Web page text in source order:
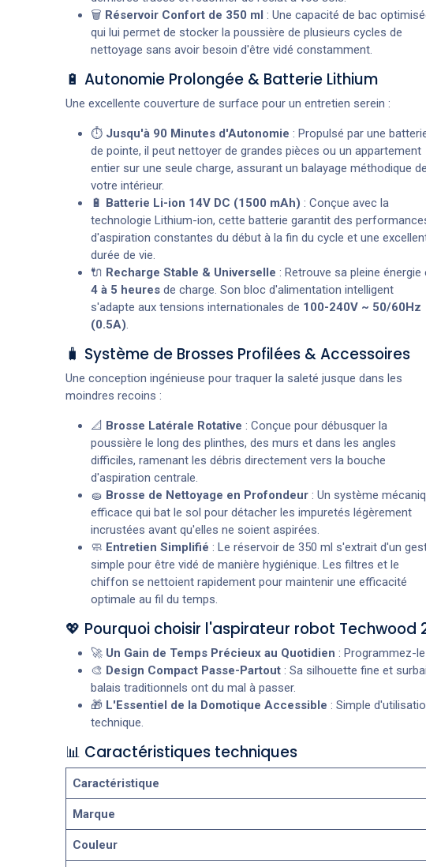
🗑️ Réservoir Confort de 350 ml : Une capacité de bac
qui lui permet de stocker la poussière de plusieurs cycles de
nettoyage sans avoir besoin d'être vidé constamment.
🔋 Autonomie Prolongée & Batterie Lithium
Une excellente couverture de surface pour un entretien serein :
⏱️ Jusqu'à 90 Minutes d'Autonomie : Propulsé par une
de pointe, il peut nettoyer de grandes pièces ou un appartement
entier sur une seule charge, assurant un balayage méthodique de
votre intérieur.
🔋 Batterie Li-ion 14V DC (1500 mAh) : Conçue avec la
technologie Lithium-ion, cette batterie garantit des
d'aspiration constantes du début à la fin du cycle et une
durée de vie.
🔌 Recharge Stable & Universelle : Retrouve sa pleine énergie
4 à 5 heuresde charge. Son bloc d'alimentation intelligent
s'adapte aux tensions internationales de 100-240V ~ 50/60Hz
(0.5A).
🧳 Système de Brosses Profilées & Accessoires
Une conception ingénieuse pour traquer la saleté jusque dans les
moindres recoins :
📐 Brosse Latérale Rotative : Conçue pour débusquer la
poussière le long des plinthes, des murs et dans les angles
difficiles, ramenant les débris directement vers la bouche
d'aspiration centrale.
🧽 Brosse de Nettoyage en Profondeur: Un système
efficace qui bat le sol pour détacher les impuretés légèrement
incrustées avant qu'elles ne soient aspirées.
🧼 Entretien Simplifié : Le réservoir de 350 ml s'extrait d'un
simple pour être vidé de manière hygiénique. Les filtres et le
chiffon se nettoient rapidement pour maintenir une efficacité
optimale au fil du temps.
💖 Pourquoi choisir l'aspirateur robot Techwood
🚀 Un Gain de Temps Précieux au Quotidien : Programmez-
🎨 Design Compact Passe-Partout: Sa silhouette fine et
balais traditionnels ont du mal à passer.
🎁 L'Essentiel de la Domotique Accessible : Simple
technique.
📊 Caractéristiques techniques
Caractéristique
Marque
Couleur